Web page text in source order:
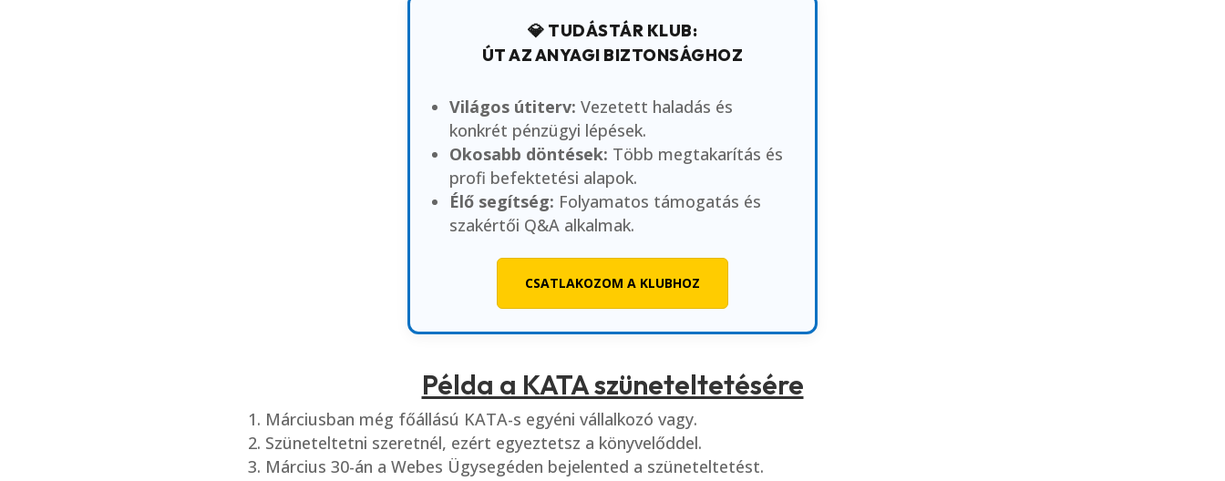
💎 TUDÁSTÁR KLUB:
ÚT AZ ANYAGI BIZTONSÁGHOZ
Világos útiterv: Vezetett haladás és
konkrét pénzügyi lépések.
Okosabb döntések: Több megtakarítás és
profi befektetési alapok.
Élő segítség: Folyamatos támogatás és
szakértői Q&A alkalmak.
CSATLAKOZOM A KLUBHOZ
Példa a KATA szüneteltetésére
Márciusban még főállású KATA-s egyéni vállalkozó vagy.
Szüneteltetni szeretnél, ezért egyeztetsz a könyvelőddel.
Március 30-án a Webes Ügysegéden bejelented a szüneteltetést.